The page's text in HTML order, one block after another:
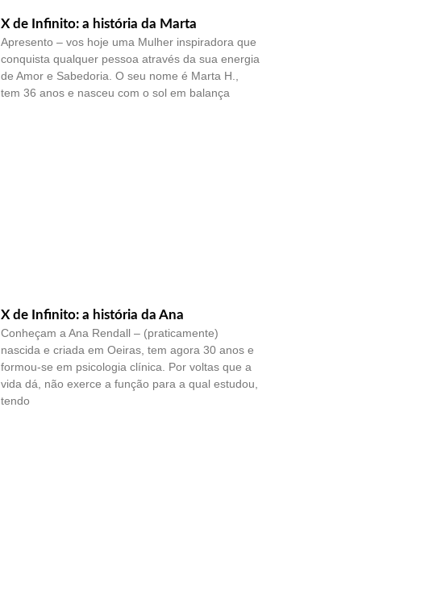
X de Infinito: a história da Marta
Apresento – vos hoje uma Mulher inspiradora que
conquista qualquer pessoa através da sua energia
de Amor e Sabedoria. O seu nome é Marta H.,
tem 36 anos e nasceu com o sol em balança
X de Infinito: a história da Ana
Conheçam a Ana Rendall – (praticamente)
nascida e criada em Oeiras, tem agora 30 anos e
formou-se em psicologia clínica. Por voltas que a
vida dá, não exerce a função para a qual estudou,
tendo